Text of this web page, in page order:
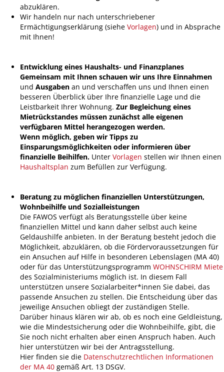
abzuklären.
Wir handeln nur nach unterschriebener
Ermächtigungserklärung (siehe Vorlagen) und in Absprache
mit Ihnen!
Entwicklung eines Haushalts- und Finanzplanes
Gemeinsam mit Ihnen schauen wir uns Ihre Einnahmen
und Ausgaben an und verschaffen uns und Ihnen einen
besseren Überblick über Ihre finanzielle Lage und die
Leistbarkeit Ihrer Wohnung. Zur Begleichung eines
Mietrückstandes müssen zunächst alle eigenen
verfügbaren Mittel herangezogen werden.
Wenn möglich, geben wir Tipps zu
Einsparungsmöglichkeiten oder informieren über
finanzielle Beihilfen. Unter Vorlagen stellen wir Ihnen einen
Haushaltsplan zum Befüllen zur Verfügung.
Beratung zu möglichen finanziellen Unterstützungen,
Wohnbeihilfe und Sozialleistungen
Die FAWOS verfügt als Beratungsstelle über keine
finanziellen Mittel und kann daher selbst auch keine
Geldaushilfe anbieten. In der Beratung besteht jedoch die
Möglichkeit, abzuklären, ob die Fördervoraussetzungen für
ein Ansuchen auf Hilfe in besonderen Lebenslagen (MA 40)
oder für das Unterstützungsprogramm WOHNSCHIRM Miete
des Sozialministeriums möglich ist. In diesem Fall
unterstützen unsere Sozialarbeiter*innen Sie dabei, das
passende Ansuchen zu stellen. Die Entscheidung über das
jeweilige Ansuchen obliegt der zuständigen Stelle.
Darüber hinaus klären wir ab, ob es noch eine Geldleistung,
wie die Mindestsicherung oder die Wohnbeihilfe, gibt, die
Sie noch nicht erhalten aber einen Anspruch haben. Auch
hier unterstützen wir bei der Antragsstellung.
Hier finden sie die Datenschutzrechtlichen Informationen
der MA 40 gemäß Art. 13 DSGV.